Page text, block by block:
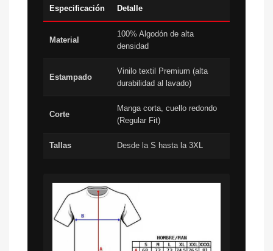
Especificación Detalle
Material
100% Algodón de alta
densidad
Estampado
Vinilo textil Premium (alta
durabilidad al lavado)
Corte
Manga corta, cuello redondo
(Regular Fit)
Tallas Desde la S hasta la 3XL